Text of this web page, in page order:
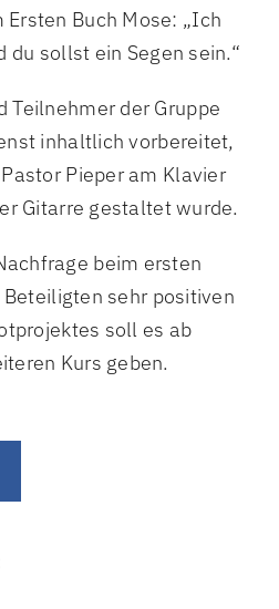
Buch Mose: „Ich
du sollst ein Segen sein.“
Teilnehmer der Gruppe
inhaltlich vorbereitet,
Pieper am Klavier
Gitarre gestaltet wurde.
beim ersten
sehr positiven
soll es ab
Kurs geben.